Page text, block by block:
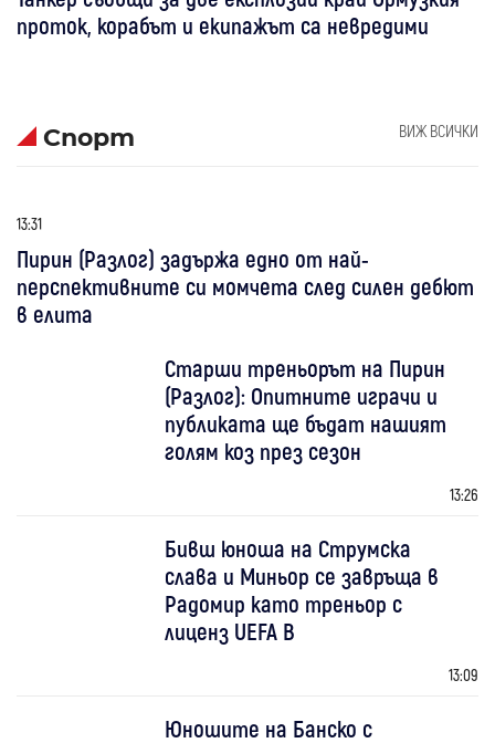
проток, корабът и екипажът са невредими
Спорт ВИЖ ВСИЧКИ
13:31
Пирин (Разлог) задържа едно от най-
перспективните си момчета след силен дебют
в елита
Старши треньорът на Пирин
(Разлог): Опитните играчи и
публиката ще бъдат нашият
голям коз през сезон
13:26
Бивш юноша на Струмска
слава и Миньор се завръща в
Радомир като треньор с
лиценз UEFA B
13:09
Юношите на Банско с